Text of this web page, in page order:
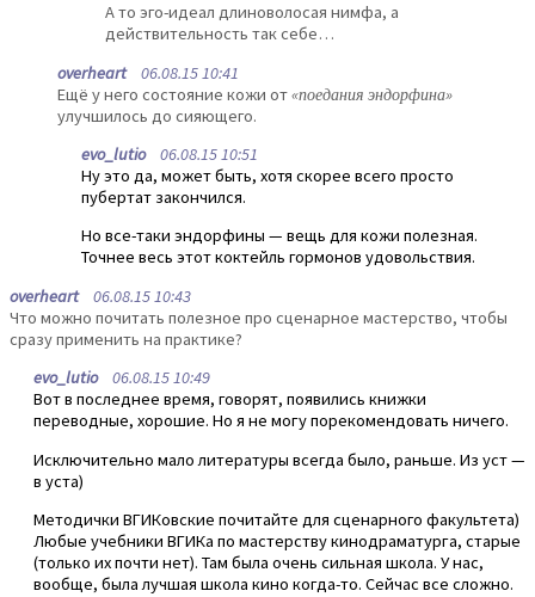
А то эго-идеал длиноволосая нимфа, а
действительность так себе…
overheart06.08.15 10:41
Ещё у него состояние кожи от«поедания эндорфина»
улучшилось до сияющего.
evo_lutio06.08.15 10:51
Ну это да, может быть, хотя скорее всего просто
пубертат закончился.
Но все-таки эндорфины — вещь для кожи полезная.
Точнее весь этот коктейль гормонов удовольствия.
overheart06.08.15 10:43
Что можно почитать полезное про сценарное мастерство, чтобы
сразу применить на практике?
evo_lutio06.08.15 10:49
Вот в последнее время, говорят, появились книжки
переводные, хорошие. Но я не могу порекомендовать ничего.
Исключительно мало литературы всегда было, раньше. Из уст —
в уста)
Методички ВГИКовские почитайте для сценарного факультета)
Любые учебники ВГИКа по мастерству кинодраматурга, старые
(только их почти нет). Там была очень сильная школа. У нас,
вообще, была лучшая школа кино когда-то. Сейчас все сложно.